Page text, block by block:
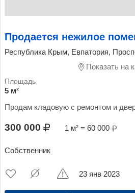
Продается нежилое
Республика Крым, Евпатория,
Показать на
5 м²
Продам кладовую с ремонтом и
300 000 1 м² = 60 000
Собственник
23 янв 2023